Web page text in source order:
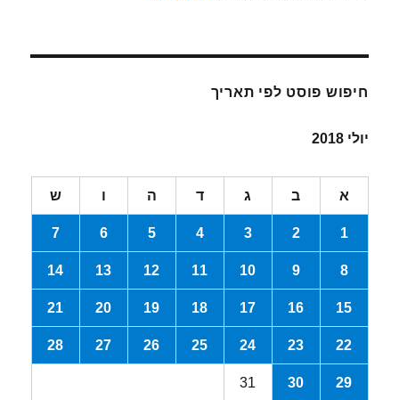
חיפוש פוסט לפי תאריך
יולי 2018
א ב ג ד ה ו ש
1
2
3
4
5
6
7
8
9
10
11
12
13
14
15
16
17
18
19
20
21
22
23
24
25
26
27
28
29
30
31